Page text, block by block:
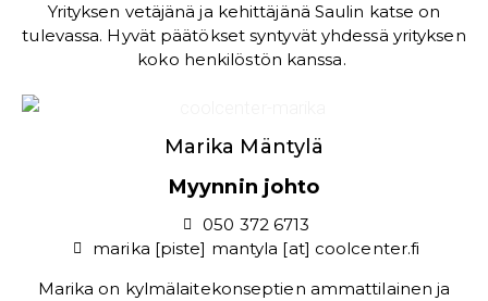
Yrityksen vetäjänä ja kehittäjänä Saulin katse on
tulevassa. Hyvät päätökset syntyvät yhdessä yrityksen
koko henkilöstön kanssa.
Marika Mäntylä
Myynnin johto
050 372 6713
marika [piste] mantyla [at] coolcenter.fi
Marika on kylmälaitekonseptien ammattilainen ja